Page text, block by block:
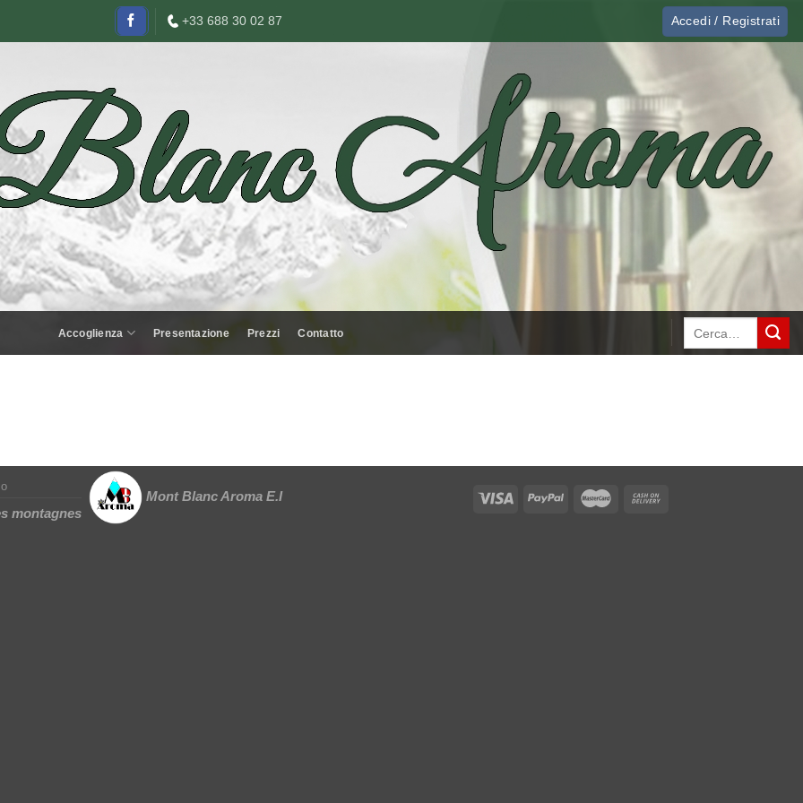
+33 688 30 02 87 Accedi / Registrati
Accoglienza Presentazione Prezzi Contatto
montagnes
Mont Blanc Aroma E.I